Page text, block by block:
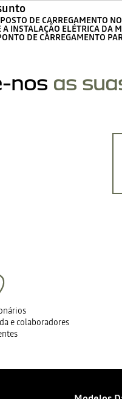
DE CARREGAMENTO
A INSTALAÇÃO ELÉTRICA DA
DE CARREGAMENTO
nos as
e colaboradores